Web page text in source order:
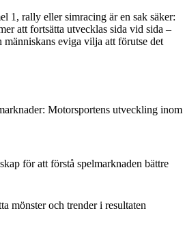
1, rally eller simracing är en sak säker:
att fortsätta utvecklas sida vid sida –
eviga vilja att förutse det
Motorsportens utveckling inom
för att förstå spelmarknaden bättre
mönster och trender i resultaten